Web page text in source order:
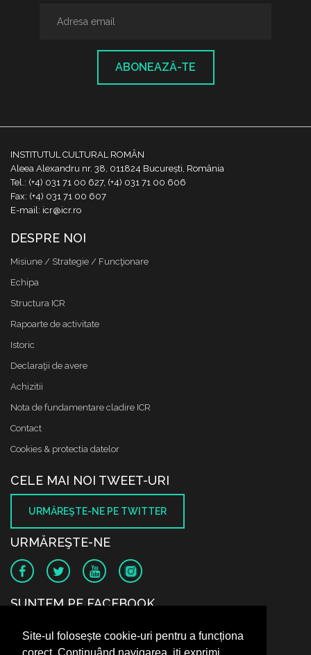
Site-ul folosește cookie-uri pentru a funcționa
ABONEAZĂ-TE
INSTITUTUL CULTURAL ROMÂN
Aleea Alexandru nr. 38, 011824 București, România
Tel.: (+4) 031 71 00 627, (+4) 031 71 00 606
Fax: (+4) 031 71 00 607
E-mail: icr@icr.ro
DESPRE NOI
Misiune / Strategie / Funcţionare
Echipa
Structura ICR
Rapoarte de activitate
Istoric
Declaraţii de avere
Achizitii
Nota de fundamentare cladire ICR
Contact
Cookies & protectia datelor
CELE MAI NOI TWEET-URI
URMĂREŞTE-NE PE TWITTER
URMĂREŞTE-NE
SUNTEM PE FACEBOOK